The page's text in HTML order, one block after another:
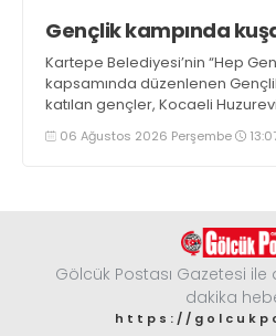
Gençlik kampında
Kartepe Belediyesi’nin “Hep
kapsamında düzenlenen
katılan gençler, Kocaeli
geldi06 Ağustos 2026 Perşembe
Gölcük Postası Gazetesi ile
dakika
https://